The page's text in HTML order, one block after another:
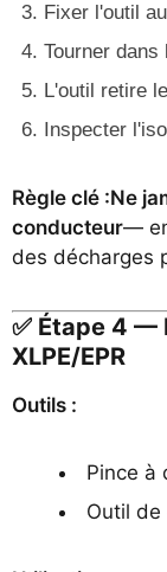
Fixer l'outil
Tourner
L'outil retire
Inspecter
Règle clé :Ne
conducteur—
des décharges
✅ Étape 4 —
XLPE/EPR
Outils :
Pince à
Outil